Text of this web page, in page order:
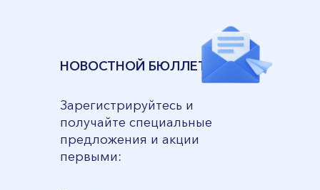
НОВОСТНОЙ БЮЛЛЕТЕНЬ
Зарегистрируйтесь и
получайте специальные
предложения и акции
первыми: